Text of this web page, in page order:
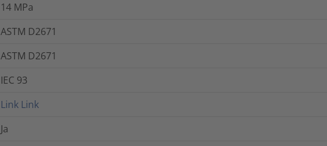
14 MPa
ASTM D2671
ASTM D2671
IEC 93
Link Link
Ja